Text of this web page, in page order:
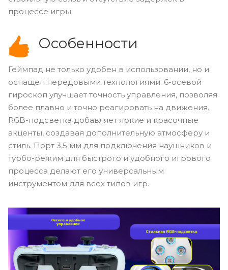
процессе игры.
Особенности
Геймпад не только удобен в использовании, но и
оснащен передовыми технологиями. 6-осевой
гироскоп улучшает точность управления, позволяя
более плавно и точно реагировать на движения.
RGB-подсветка добавляет яркие и красочные
акценты, создавая дополнительную атмосферу и
стиль. Порт 3,5 мм для подключения наушников и
турбо-режим для быстрого и удобного игрового
процесса делают его универсальным
инструментом для всех типов игр.